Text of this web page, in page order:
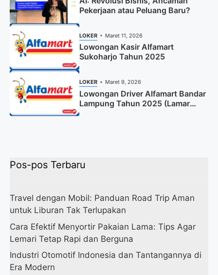
Pekerjaan atau Peluang Baru?
LOKER Maret 11, 2026
Lowongan Kasir Alfamart
Sukoharjo Tahun 2025
LOKER Maret 9, 2026
Lowongan Driver Alfamart Bandar
Lampung Tahun 2025 (Lamar
Sekarang)
Pos-pos Terbaru
Travel dengan Mobil: Panduan Road Trip Aman
untuk Liburan Tak Terlupakan
Cara Efektif Menyortir Pakaian Lama: Tips Agar
Lemari Tetap Rapi dan Berguna
Industri Otomotif Indonesia dan Tantangannya di
Era Modern